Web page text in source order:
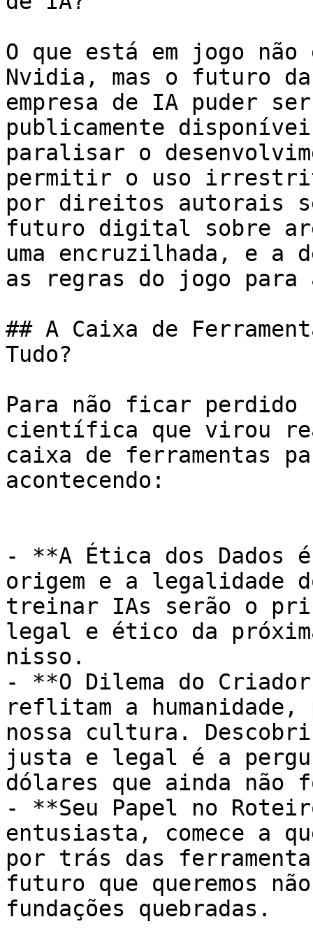
O que está em jogo
Nvidia, mas o futuro
empresa de IA puder
publicamente
paralisar o
permitir o uso
por direitos autorais
futuro digital sobre
uma encruzilhada, e a
as regras do jogo para
## A Caixa de
Tudo?
Para não ficar
científica que virou
caixa de ferramentas
acontecendo:
- **A Ética dos Dados
origem e a legalidade
treinar IAs serão o
legal e ético da
nisso.
- **O Dilema do
reflitam a humanidade,
nossa cultura.
justa e legal é a
dólares que ainda não
- **Seu Papel no
entusiasta, comece a
por trás das
futuro que queremos
fundações quebradas.